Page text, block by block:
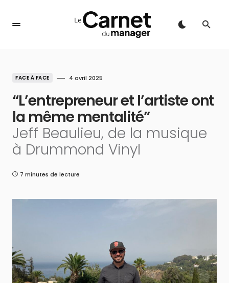
FACE À FACE 4 avril 2025
“L’entrepreneur et l’artiste ont
la même mentalité”
Jeff Beaulieu, de la musique
à Drummond Vinyl
7 minutes de lecture